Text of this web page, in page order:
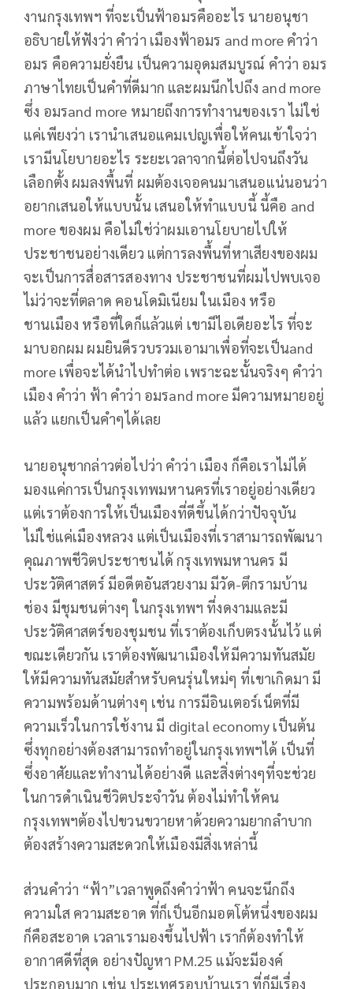
งานกรุงเทพฯ ที่จะเป็นฟ้าอมรคืออะไร นายอนุชา
อธิบายให้ฟังว่า คำว่า เมืองฟ้าอมร and more คำว่า
อมร คือความยั่งยืน เป็นความอุดมสมบูรณ์ คำว่า อมร
ภาษาไทยเป็นคำที่ดีมาก และผมนึกไปถึง and more
ซึ่ง อมรand more หมายถึงการทำงานของเรา ไม่ใช่
แค่เพียงว่า เรานำเสนอแคมเปญเพื่อให้คนเข้าใจว่า
เรามีนโยบายอะไร ระยะเวลาจากนี้ต่อไปจนถึงวัน
เลือกตั้ง ผมลงพื้นที่ ผมต้องเจอคนมาเสนอแน่นอนว่า
อยากเสนอให้แบบนั้น เสนอให้ทำแบบนี้ นี้คือ and
more ของผม คือไม่ใช่ว่าผมเอานโยบายไปให้
ประชาชนอย่างเดียว แต่การลงพื้นที่หาเสียงของผม
จะเป็นการสื่อสารสองทาง ประชาชนที่ผมไปพบเจอ
ไม่ว่าจะที่ตลาด คอนโดมิเนียม ในเมือง หรือ
ชานเมือง หรือที่ใดก็แล้วแต่ เขามีไอเดียอะไร ที่จะ
มาบอกผม ผมยินดีรวบรวมเอามาเพื่อที่จะเป็นand
more เพื่อจะได้นำไปทำต่อ เพราะฉะนั้นจริงๆ คำว่า
เมือง คำว่า ฟ้า คำว่า อมรand more มีความหมายอยู่
แล้ว แยกเป็นคำๆได้เลย
นายอนุชากล่าวต่อไปว่า คำว่า เมือง ก็คือเราไม่ได้
มองแค่การเป็นกรุงเทพมหานครที่เราอยู่อย่างเดียว
แต่เราต้องการให้เป็นเมืองที่ดีขึ้นได้กว่าปัจจุบัน
ไม่ใช่แค่เมืองหลวง แต่เป็นเมืองที่เราสามารถพัฒนา
คุณภาพชีวิตประชาชนได้ กรุงเทพมหานคร มี
ประวัติศาสตร์ มีอดีตอันสวยงาม มีวัด-ตึกรามบ้าน
ช่อง มีชุมชนต่างๆ ในกรุงเทพฯ ที่งดงามและมี
ประวัติศาสตร์ของชุมชน ที่เราต้องเก็บตรงนั้นไว้ แต่
ขณะเดียวกัน เราต้องพัฒนาเมืองให้มีความทันสมัย
ให้มีความทันสมัยสำหรับคนรุ่นใหม่ๆ ที่เขาเกิดมา มี
ความพร้อมด้านต่างๆ เช่น การมีอินเตอร์เน็ตที่มี
ความเร็วในการใช้งาน มี digital economy เป็นต้น
ซึ่งทุกอย่างต้องสามารถทำอยู่ในกรุงเทพฯได้ เป็นที่
ซึ่งอาศัยและทำงานได้อย่างดี และสิ่งต่างๆที่จะช่วย
ในการดำเนินชีวิตประจำวัน ต้องไม่ทำให้คน
กรุงเทพฯต้องไปขวนขวายหาด้วยความยากลำบาก
ต้องสร้างความสะดวกให้เมืองมีสิ่งเหล่านี้
ส่วนคำว่า “ฟ้า”เวลาพูดถึงคำว่าฟ้า คนจะนึกถึง
ความใส ความสะอาด ที่ก็เป็นอีกมอตโต้หนึ่งของผม
ก็คือสะอาด เวลาเรามองขึ้นไปฟ้า เราก็ต้องทำให้
อากาศดีที่สุด อย่างปัญหา PM.25 แม้จะมีองค์
ประกอบมาก เช่น ประเทศรอบบ้านเรา ที่ก็มีเรื่อง